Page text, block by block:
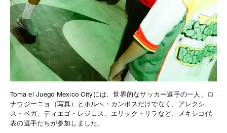
Toma el Juego Mexico Cityには、世界的なサッカー選手の一人、ロ
ナウジーニョ（写真）とホルヘ・カンポスだけでなく、アレクシ
ス・ベガ、ディエゴ・レジェス、エリック・リラなど、メキシコ代
表の選手たちが参加しました。